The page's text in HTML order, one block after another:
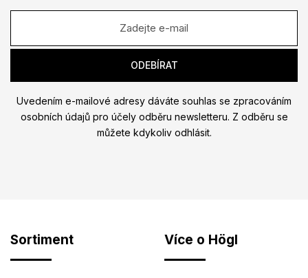
Uvedením e-mailové adresy dáváte souhlas se zpracováním
osobních údajů pro účely odběru newsletteru. Z odběru se
můžete kdykoliv odhlásit.
Sortiment Více o Högl